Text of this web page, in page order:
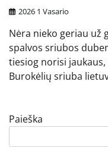
2026 1 Vasario
Nėra nieko geriau už
spalvos sriubos
tiesiog norisi
Burokėlių sriuba
Paieška